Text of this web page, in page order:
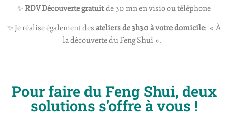
✨RDV Découverte gratuitde 30 mn en visio ou téléphone
✨Je réalise également des ateliers de 3h30 à votre domicile: « À
la découverte du Feng Shui ».
Pour faire du Feng Shui, deux
solutions s'offre à vous !